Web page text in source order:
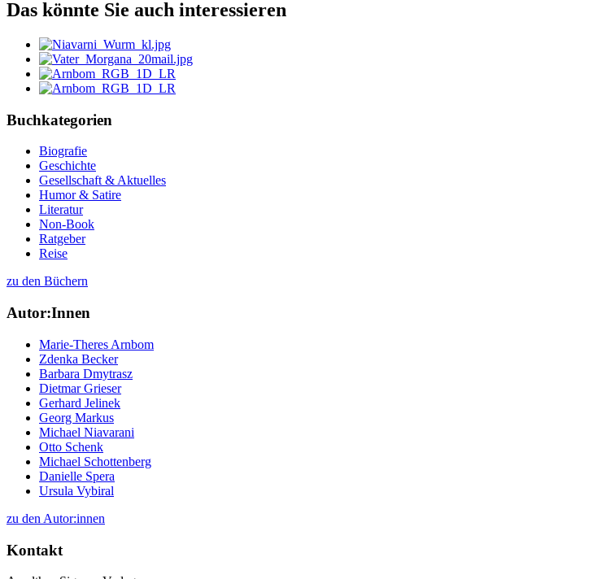
Das könnte Sie auch interessieren
Buchkategorien
Biografie
Geschichte
Gesellschaft & Aktuelles
Humor & Satire
Literatur
Non-Book
Ratgeber
Reise
zu den Büchern
Autor:Innen
Marie-Theres Arnbom
Zdenka Becker
Barbara Dmytrasz
Dietmar Grieser
Gerhard Jelinek
Georg Markus
Michael Niavarani
Otto Schenk
Michael Schottenberg
Danielle Spera
Ursula Vybiral
zu den Autor:innen
Kontakt